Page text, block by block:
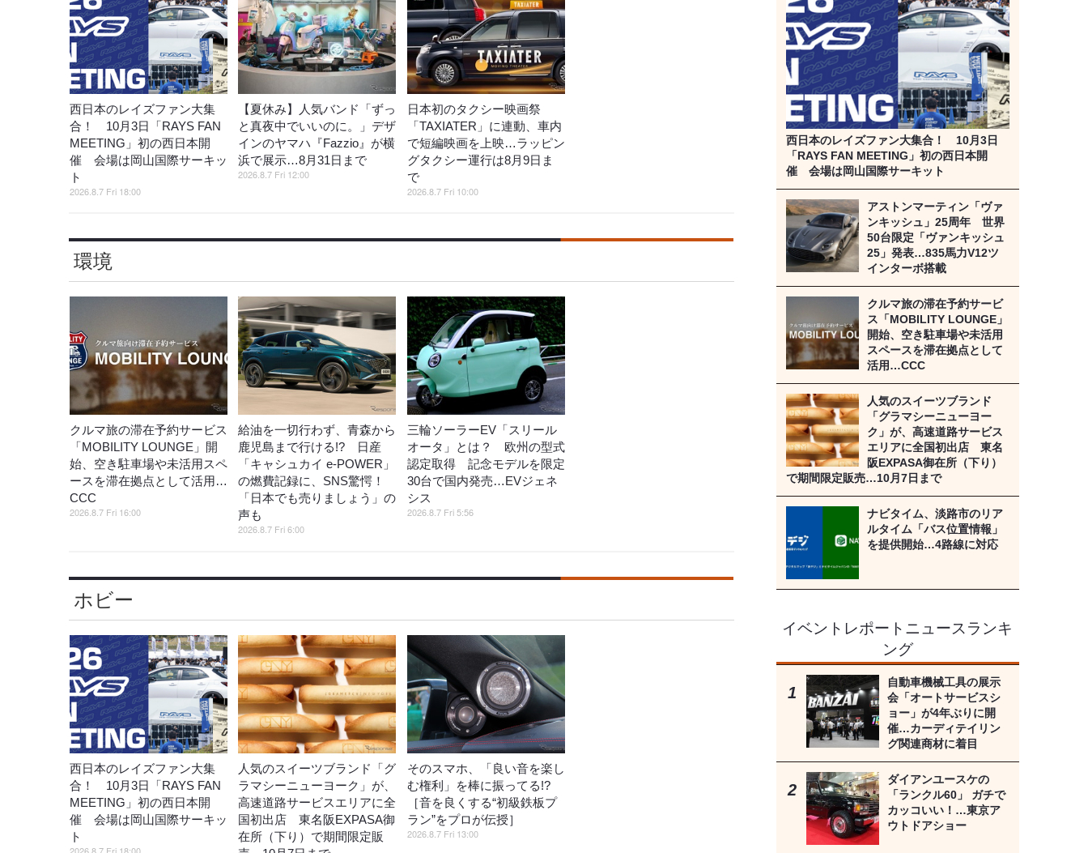
西日本のレイズファン大集
合！ 10月3日「RAYS FAN
MEETING」初の西日本開
催 会場は岡山国際サーキッ
ト
2026.8.7 Fri 18:00
【夏休み】人気バンド「ずっ
と真夜中でいいのに。」デザ
インのヤマハ『Fazzio』が横
浜で展示…8月31日まで
2026.8.7 Fri 12:00
日本初のタクシー映画祭
「TAXIATER」に連動、車内
で短編映画を上映…ラッピン
グタクシー運行は8月9日ま
で
2026.8.7 Fri 10:00
環境
クルマ旅の滞在予約サービス
「MOBILITY LOUNGE」開
始、空き駐車場や未活用スペ
ースを滞在拠点として活用…
CCC
2026.8.7 Fri 16:00
給油を一切行わず、青森から
鹿児島まで行ける!? 日産
「キャシュカイ e-POWER」
の燃費記録に、SNS驚愕！
「日本でも売りましょう」の
声も
2026.8.7 Fri 6:00
三輪ソーラーEV「スリール
オータ」とは？ 欧州の型式
認定取得 記念モデルを限定
30台で国内発売…EVジェネ
シス
2026.8.7 Fri 5:56
ホビー
西日本のレイズファン大集
合！ 10月3日「RAYS FAN
MEETING」初の西日本開
催 会場は岡山国際サーキッ
ト
人気のスイーツブランド「グ
ラマシーニューヨーク」が、
高速道路サービスエリアに全
国初出店 東名阪EXPASA御
在所（下り）で期間限定販
そのスマホ、「良い音を楽し
む権利」を棒に振ってる!?
［音を良くする“初級鉄板プ
ラン”をプロが伝授］
2026.8.7 Fri 13:00
西日本のレイズファン大集合！ 10月3日
「RAYS FAN MEETING」初の西日本開
催 会場は岡山国際サーキット
アストンマーティン「ヴァ
ンキッシュ」25周年 世界
50台限定「ヴァンキッシュ
25」発表…835馬力V12ツ
インターボ搭載
クルマ旅の滞在予約サービ
ス「MOBILITY LOUNGE」
開始、空き駐車場や未活用
スペースを滞在拠点として
活用…CCC
人気のスイーツブランド
「グラマシーニューヨー
ク」が、高速道路サービス
エリアに全国初出店 東名
阪EXPASA御在所（下り）
で期間限定販売…10月7日まで
ナビタイム、淡路市のリア
ルタイム「バス位置情報」
を提供開始…4路線に対応
イベントレポートニュースランキ
ング
自動車機械工具の展示
会「オートサービスシ
ョー」が4年ぶりに開
催…カーディテイリン
グ関連商材に着目
ダイアンユースケの
「ランクル60」 ガチで
カッコいい！…東京ア
ウトドアショー